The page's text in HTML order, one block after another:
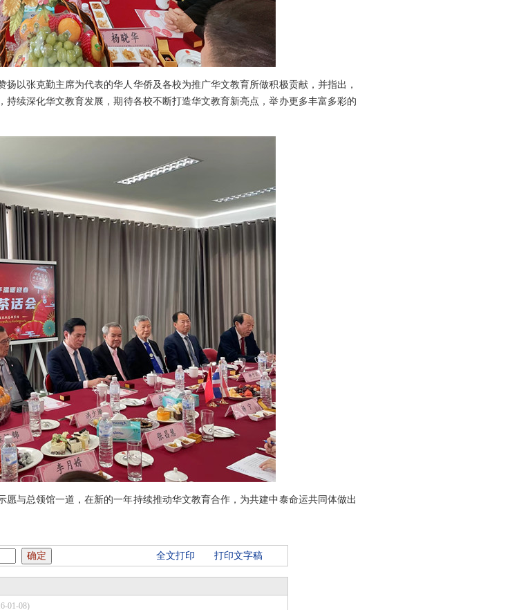
以张克勤主席为代表的华人华侨及各校为推广华文教育所做积极贡献，并指出，
续深化华文教育发展，期待各校不断打造华文教育新亮点，举办更多丰富多彩的
与总领馆一道，在新的一年持续推动华文教育合作，为共建中泰命运共同体做出
全文打印 打印文字稿
01-08)